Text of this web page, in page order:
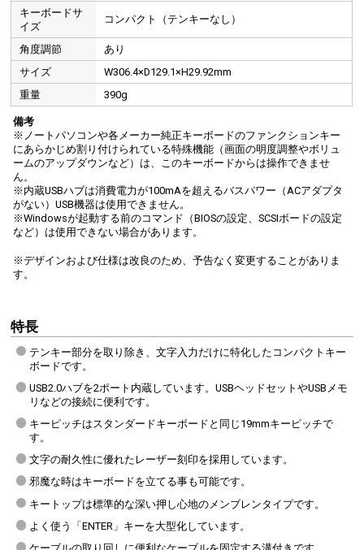
キーボードサ
イズ
コンパクト（テンキーなし）
角度調節
あり
サイズ
W306.4×D129.1×H29.92mm
重量
390g
備考
※ノートパソコンや各メーカー純正キーボードのファンクションキー
にあらかじめ割り付けられている特殊機能（画面の明度調整やボリュ
ームのアップダウンなど）は、このキーボードからは操作できませ
ん。
※内蔵USBハブは消費電力が100mAを超えるバスパワー（ACアダプタ
がない）USB機器は使用できません。
※Windowsが起動する前のコマンド（BIOSの設定、SCSIボードの設定
など）は使用できない場合があります。
※デザインおよび仕様は改良のため、予告なく変更することがありま
す。
特長
テンキー部分を取り除き、文字入力だけに特化したコンパクトキー
ボードです。
USB2.0ハブを2ポート内蔵しています。USBヘッドセットやUSBメモ
リなどの接続に便利です。
キーピッチはスタンダードキーボードと同じ19mmキーピッチで
す。
文字の耐久性に優れたレーザー刻印を採用しています。
邪魔な時はキーボードを立てる事も可能です。
キートップは標準的な深い押し心地のメンブレンタイプです。
よく使う「ENTER」キーを大型化しています。